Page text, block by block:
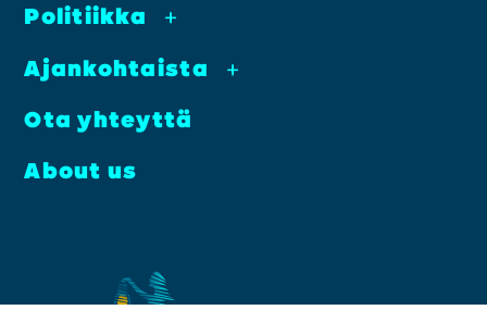
Poli­tiik­ka
+
Ajan­koh­tais­ta +
Ota yhteyt­tä
About us